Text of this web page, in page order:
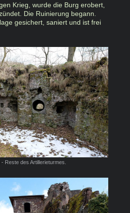
Krieg, wurde die Burg erobert,
Die Ruinierung begann.
gesichert, saniert und ist frei
Reste des Artillerieturmes.